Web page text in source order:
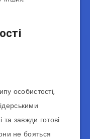
особистості,
та завжди готові
не бояться